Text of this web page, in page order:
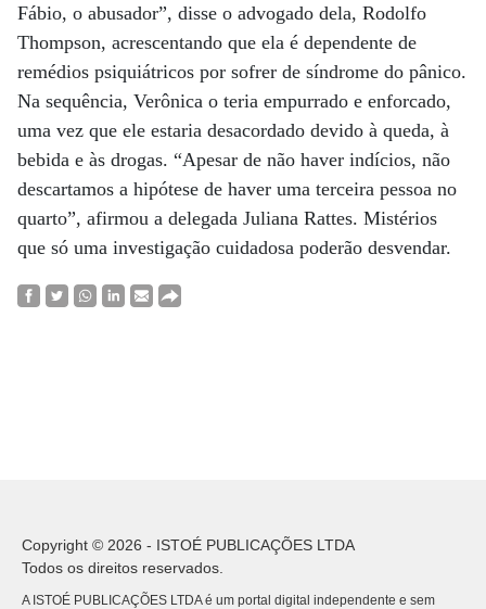
Fábio, o abusador”, disse o advogado dela, Rodolfo
Thompson, acrescentando que ela é dependente de
remédios psiquiátricos por sofrer de síndrome do pânico.
Na sequência, Verônica o teria empurrado e enforcado,
uma vez que ele estaria desacordado devido à queda, à
bebida e às drogas. “Apesar de não haver indícios, não
descartamos a hipótese de haver uma terceira pessoa no
quarto”, afirmou a delegada Juliana Rattes. Mistérios
que só uma investigação cuidadosa poderão desvendar.
Copyright © 2026 - ISTOÉ PUBLICAÇÕES LTDA
Todos os direitos reservados.
A ISTOÉ PUBLICAÇÕES LTDA é um portal digital independente e sem